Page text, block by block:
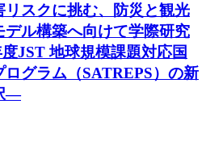
リスクに挑む、防災と観光
デル構築へ向けて学際研究
JST 地球規模課題対応国
ログラム（SATREPS）の新
―